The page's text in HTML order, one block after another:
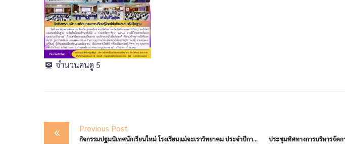
จำนวนคนดู 5
Post
navigation
Previous Post
กิจกรรมปฐมนิเทศนักเรียนใหม่ โรงเรียนแม่จะเราวิทยาคม ประจำปีการศึกษา 2569